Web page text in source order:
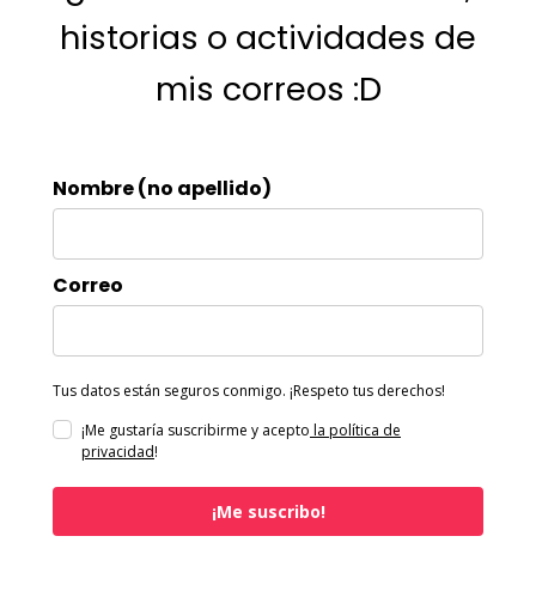
historias o actividades de
mis correos :D
Nombre (no apellido)
Correo
Tus datos están seguros conmigo. ¡Respeto tus derechos!
¡Me gustaría suscribirme y acepto la política de
privacidad!
¡Me suscribo!